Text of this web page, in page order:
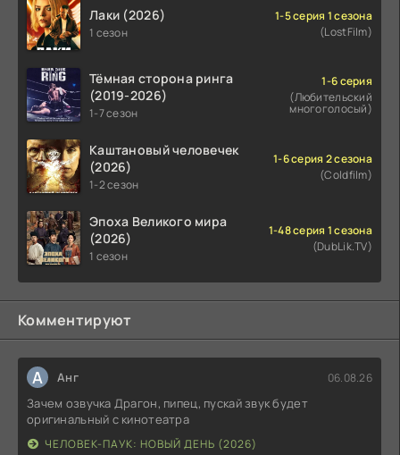
Лаки (2026)
1 сезон
1-5 серия 1 сезона
(LostFilm)
Тёмная сторона ринга
(2019-2026)
1-7 сезон
1-6 серия
(Любительский
многоголосый)
Каштановый человечек
(2026)
1-2 сезон
1-6 серия 2 сезона
(Coldfilm)
Эпоха Великого мира
(2026)
1 сезон
1-48 серия 1 сезона
(DubLik.TV)
Комментируют
А Анг 06.08.26
Зачем озвучка Драгон, пипец, пускай звук будет
оригинальный с кинотеатра
ЧЕЛОВЕК-ПАУК: НОВЫЙ ДЕНЬ (2026)